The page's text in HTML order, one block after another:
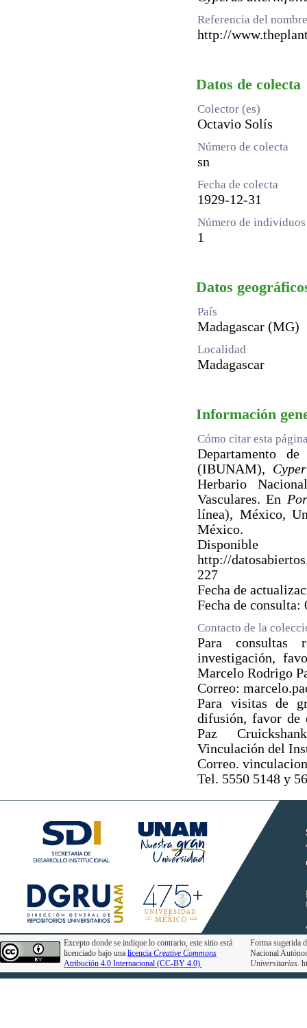
Referencia del
http://
Datos de colecta
Colector (es)
Octavio Solís
Número de colecta
sn
Fecha de colecta
1929-12-31
Número de
1
Datos
País
Madagascar (MG)
Localidad
Madagascar
Información
Cómo citar esta
Departamento
(IBUNAM),
Herbario
Vasculares. En
línea), México,
México.
http://
227
Fecha de
Fecha de consulta:
Contacto de la
Para consultas
investigación,
Marcelo Rodrigo
Correo:
Para visitas de
difusión, favor
Paz
Vinculación del
Correo.
Tel. 5550 5148 y